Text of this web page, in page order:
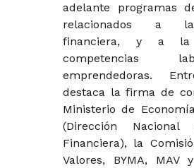
adelante programas
relacionados a
financiera, y a
competencias
emprendedoras.
destaca la firma de
Ministerio de
(Dirección
Financiera), la
Valores, BYMA,